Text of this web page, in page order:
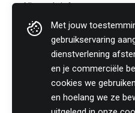
Met jouw
gebruikservaring
dienstverlening
en je commerciële
cookies we
en hoelang we ze
Nieuwsbrief
Practicali bv
Hof te Perremans 16
+32 (0)46 820 02 12
Fax: +32 (0)51 85 00 78